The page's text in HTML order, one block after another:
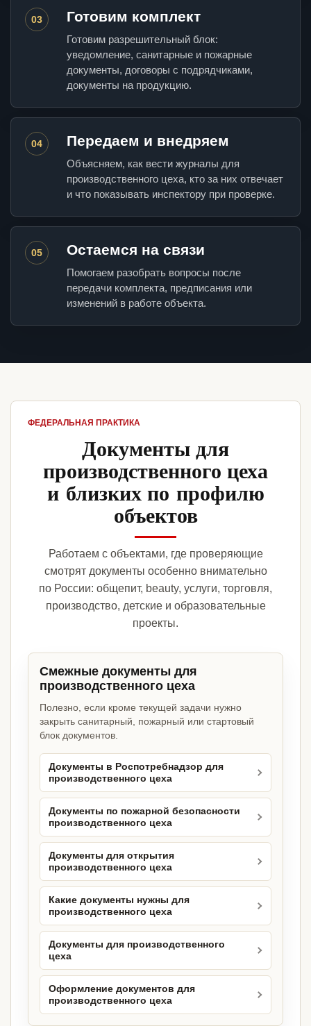
03 Готовим комплект
Готовим разрешительный блок:
уведомление, санитарные и пожарные
документы, договоры с подрядчиками,
документы на продукцию.
04 Передаем и внедряем
Объясняем, как вести журналы для
производственного цеха, кто за них отвечает
и что показывать инспектору при проверке.
05 Остаемся на связи
Помогаем разобрать вопросы после
передачи комплекта, предписания или
изменений в работе объекта.
ФЕДЕРАЛЬНАЯ ПРАКТИКА
Документы для
производственного цеха
и близких по профилю
объектов
Работаем с объектами, где проверяющие
смотрят документы особенно внимательно
по России: общепит, beauty, услуги, торговля,
производство, детские и образовательные
проекты.
Смежные документы для
производственного цеха
Полезно, если кроме текущей задачи нужно
закрыть санитарный, пожарный или стартовый
блок документов.
Документы в Роспотребнадзор для
производственного цеха
Документы по пожарной безопасности
производственного цеха
Документы для открытия
производственного цеха
Какие документы нужны для
производственного цеха
Документы для производственного
цеха
Оформление документов для
производственного цеха